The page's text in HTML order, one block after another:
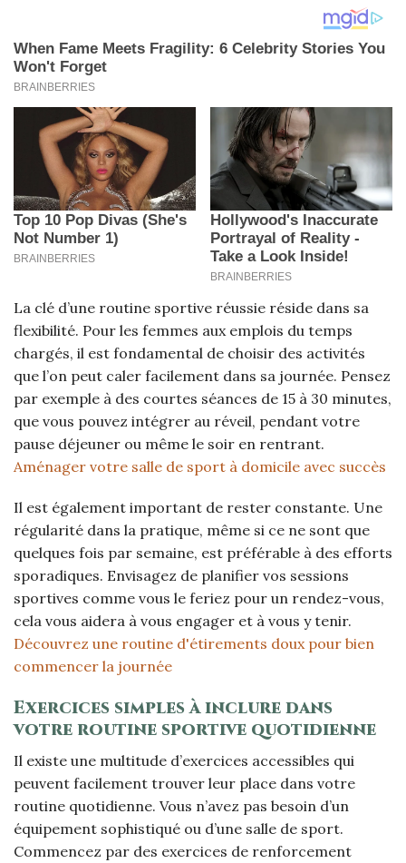
La clé d’une routine sportive réussie réside dans sa
flexibilité. Pour les femmes aux emplois du temps
chargés, il est fondamental de choisir des activités
que l’on peut caler facilement dans sa journée. Pensez
par exemple à des courtes séances de 15 à 30 minutes,
que vous pouvez intégrer au réveil, pendant votre
pause déjeuner ou même le soir en rentrant.
Aménager votre salle de sport à domicile avec succès
Il est également important de rester constante. Une
régularité dans la pratique, même si ce ne sont que
quelques fois par semaine, est préférable à des efforts
sporadiques. Envisagez de planifier vos sessions
sportives comme vous le feriez pour un rendez-vous,
cela vous aidera à vous engager et à vous y tenir.
Découvrez une routine d'étirements doux pour bien
commencer la journée
Exercices simples à inclure dans
votre routine sportive quotidienne
Il existe une multitude d’exercices accessibles qui
peuvent facilement trouver leur place dans votre
routine quotidienne. Vous n’avez pas besoin d’un
équipement sophistiqué ou d’une salle de sport.
Commencez par des exercices de renforcement